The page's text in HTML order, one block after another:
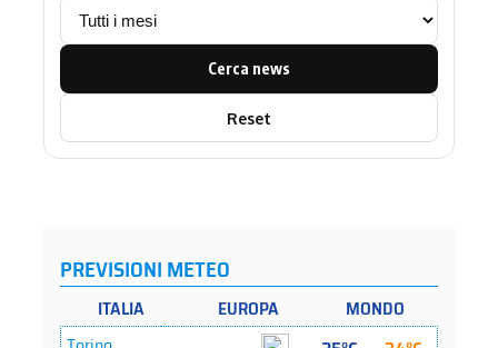
Cerca news
Reset